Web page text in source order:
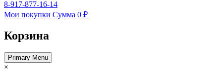
8-917-877-16-14
Мои покупки Сумма 0 ₽
Корзина
Primary Menu
×